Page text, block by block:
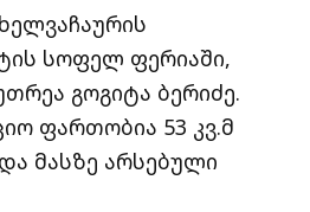
სოფელ ფერიაში,
გოგიტა ბერიძე.
ფართობია 53 კვ.მ
მასზე არსებული